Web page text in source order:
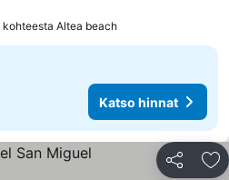
Altea beach
Katso hinnat
Jaa